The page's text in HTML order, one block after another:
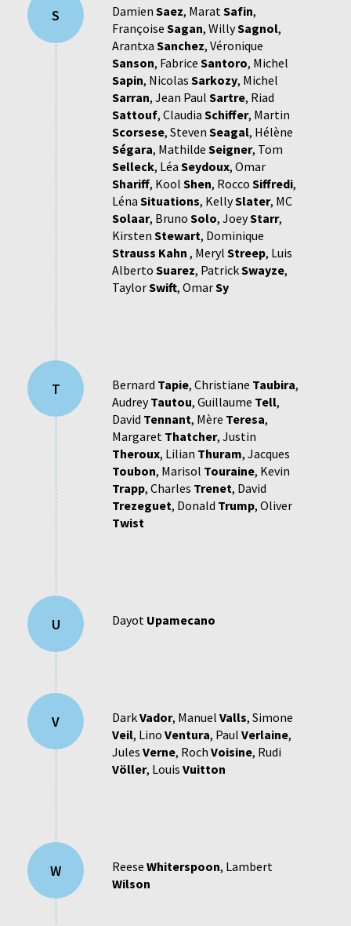
S Damien Saez, MaratSafin,
Françoise Sagan, WillySagnol,
Arantxa Sanchez, Véronique
Sanson, Fabrice Santoro, Michel
Sapin, Nicolas Sarkozy, Michel
Sarran, Jean Paul Sartre, Riad
Sattouf, Claudia Schiffer, Martin
Scorsese, Steven Seagal, Hélène
Ségara, Mathilde Seigner, Tom
Selleck, Léa Seydoux, Omar
Shariff, Kool Shen, Rocco Siffredi,
Léna Situations, KellySlater, MC
Solaar, Bruno Solo, JoeyStarr,
Kirsten Stewart, Dominique
Strauss Kahn , Meryl Streep, Luis
Alberto Suarez, PatrickSwayze,
TaylorSwift, OmarSy
T Bernard Tapie, Christiane Taubira,
AudreyTautou, Guillaume Tell,
David Tennant, Mère Teresa,
Margaret Thatcher, Justin
Theroux, Lilian Thuram, Jacques
Toubon, Marisol Touraine, Kevin
Trapp, Charles Trenet, David
Trezeguet, Donald Trump, Oliver
Twist
U Dayot Upamecano
V DarkVador, Manuel Valls, Simone
Veil, Lino Ventura, Paul Verlaine,
Jules Verne, Roch Voisine, Rudi
Völler, Louis Vuitton
W Reese Whiterspoon, Lambert
Wilson